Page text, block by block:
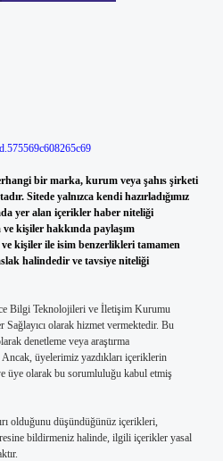
bir marka, kurum veya şahıs şirketi
Sitede yalnızca kendi hazırladığımız
yer alan içerikler haber niteliği
kişiler hakkında paylaşım
kişiler ile isim benzerlikleri tamamen
halindedir ve tavsiye niteliği
Bilgi Teknolojileri ve İletişim Kurumu
olarak hizmet vermektedir. Bu
denetleme veya araştırma
üyelerimiz yazdıkları içeriklerin
üye olarak bu sorumluluğu kabul etmiş
olduğunu düşündüğünüz içerikleri,
bildirmeniz halinde, ilgili içerikler yasal